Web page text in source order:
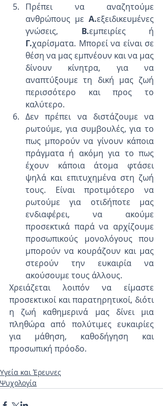
Πρέπει να αναζητούμε
ανθρώπους με Α.εξειδικευμένες
γνώσεις, Β.
Γ.χαρίσματα. Μπορεί να είναι σε
θέση να μας εμπνέουν και να μας
δίνουν κίνητρα, για να
αναπτύξουμε τη δική μας ζωή
περισσότερο και προς το
καλύτερο.
Δεν πρέπει να διστάζουμε να
ρωτούμε, για συμβουλές, για το
πως μπορούν να γίνουν κάποια
πράγματα ή ακόμη για το πως
έχουν κάποια άτομα φτάσει
ψηλά και επιτυχημένα στη ζωή
τους. Είναι προτιμότερο να
ρωτούμε για οτιδήποτε μας
ενδιαφέρει, να ακούμε
προσεκτικά παρά να αρχίζουμε
προσωπικούς μονολόγους που
μπορούν να κουράζουν και μας
στερούν την ευκαιρία να
ακούσουμε τους άλλους.
Χρειάζεται λοιπόν να είμαστε
προσεκτικοί και παρατηρητικοί, διότι
η ζωή καθημερινά μας δίνει μια
πληθώρα από πολύτιμες ευκαιρίες
για μάθηση, καθοδήγηση και
προσωπική πρόοδο.
Υγεία και Έρευνες
Ψυχολογία